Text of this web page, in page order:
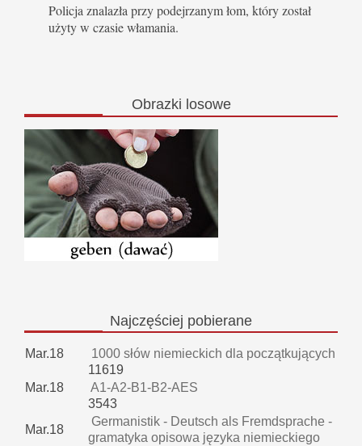
Policja znalazła przy podejrzanym łom, który został
użyty w czasie włamania.
Obrazki losowe
Najczęściej pobierane
Mar.18
1000 słów niemieckich dla początkujących
11619
Mar.18
A1-A2-B1-B2-AES
3543
Mar.18
Germanistik - Deutsch als Fremdsprache -
gramatyka opisowa języka niemieckiego